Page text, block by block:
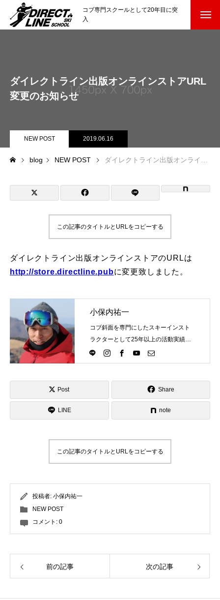
コブ専門スクールとして20年目に突
入
参加までの流れ
参加費のお支払い
各会場の集合場所
スキー場から選ぶ Ski Area
鷲ヶ岳＆高鷲スノーパーク
宮城山形
白馬五竜FA
レッスンテーマから選ぶ Lesson Theme
初級1
PV
講師から選ぶ
インストラクター一覧
コブレッスン参加のお客様の声
ダイレクトライン出版オンラインストアURL
変更のお知らせ
NEW POST 2019.06.16
blog NEW POST ダイレクトライン出版オンラインストアURL変更のお知らせ
この記事のタイトルとURLをコピーする
ダイレクトライン出版オンラインストアのURLは
http://store.directline.pubに変更致しました。
小保内祐一
コブ斜面を専門にしたスキーインスト
ラクターとして25年以上の活動実績。
Directlineスキースクール代表として、
スキーインストラクターが職業選択の
Post Share
LINE note
この記事のタイトルとURLをコピーする
投稿者: 小保内祐一
NEW POST
コメント: 0
前の記事 次の記事